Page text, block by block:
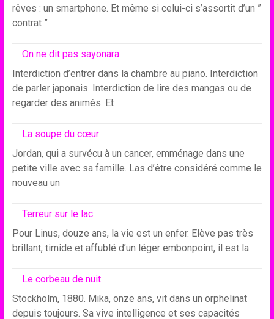
rêves : un smartphone. Et même si celui-ci s’assortit d’un ”
contrat ”
On ne dit pas sayonara
Interdiction d’entrer dans la chambre au piano. Interdiction
de parler japonais. Interdiction de lire des mangas ou de
regarder des animés. Et
La soupe du cœur
Jordan, qui a survécu à un cancer, emménage dans une
petite ville avec sa famille. Las d’être considéré comme le
nouveau un
Terreur sur le lac
Pour Linus, douze ans, la vie est un enfer. Elève pas très
brillant, timide et affublé d’un léger embonpoint, il est la
Le corbeau de nuit
Stockholm, 1880. Mika, onze ans, vit dans un orphelinat
depuis toujours. Sa vive intelligence et ses capacités